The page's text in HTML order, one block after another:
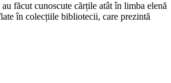
făcut cunoscute cărțile atât în limba elenă
în colecțiile bibliotecii, care prezintă